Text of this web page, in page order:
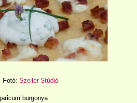
Fotó: Szeiler Stúdió
burgonya